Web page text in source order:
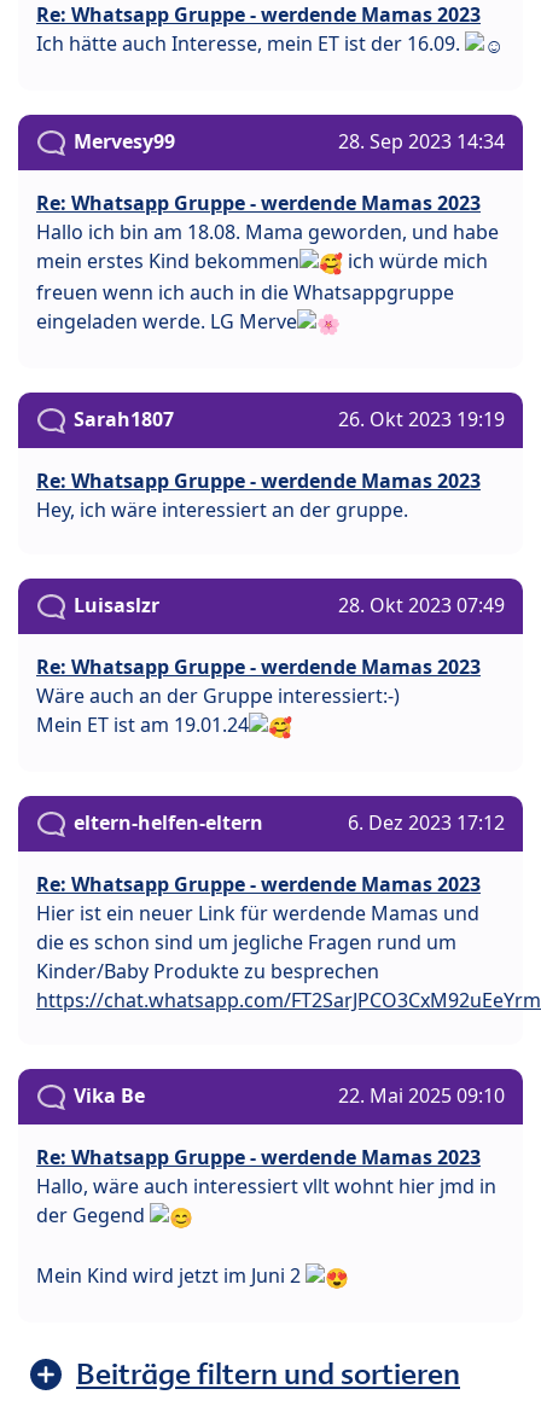
Re: Whatsapp Gruppe - werdende Mamas 2023
Ich hätte auch Interesse, mein ET ist der 16.09.
Mervesy99 28. Sep 2023 14:34
Re: Whatsapp Gruppe - werdende Mamas 2023
Hallo ich bin am 18.08. Mama geworden, und habe
mein erstes Kind bekommen
ich würde mich
freuen wenn ich auch in die Whatsappgruppe
eingeladen werde. LG Merve
Sarah1807 26. Okt 2023 19:19
Re: Whatsapp Gruppe - werdende Mamas 2023
Hey, ich wäre interessiert an der gruppe.
Luisaslzr 28. Okt 2023 07:49
Re: Whatsapp Gruppe - werdende Mamas 2023
Wäre auch an der Gruppe interessiert:-)
Mein ET ist am 19.01.24
eltern-helfen-eltern 6. Dez 2023 17:12
Re: Whatsapp Gruppe - werdende Mamas 2023
Hier ist ein neuer Link für werdende Mamas und
die es schon sind um jegliche Fragen rund um
Kinder/Baby Produkte zu besprechen
https://chat.whatsapp.com/FT2SarJPCO3CxM92uEeYrm
Vika Be 22. Mai 2025 09:10
Re: Whatsapp Gruppe - werdende Mamas 2023
Hallo, wäre auch interessiert vllt wohnt hier jmd in
der Gegend
Mein Kind wird jetzt im Juni 2
Beiträge filtern und sortieren